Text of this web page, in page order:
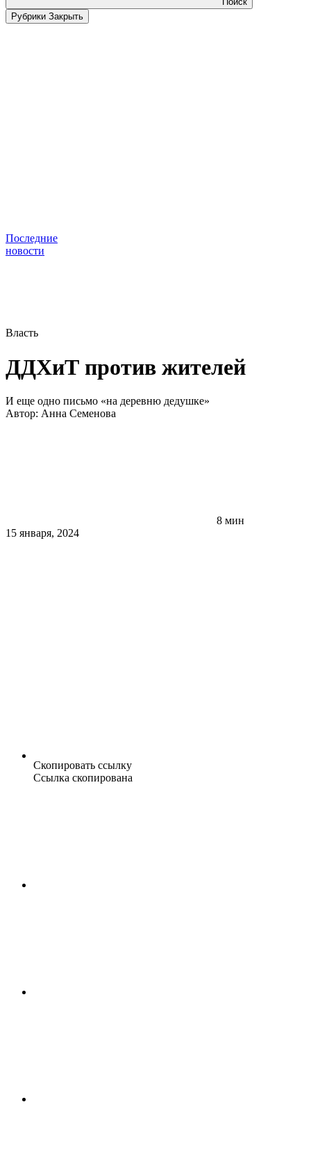
Рубрики Закрыть
Последние
новости
Власть
ДДХиТ против жителей
И еще одно письмо «на деревню дедушке»
Автор: Анна Семенова
8 мин
15 января, 2024
Скопировать ссылку
Ссылка скопирована